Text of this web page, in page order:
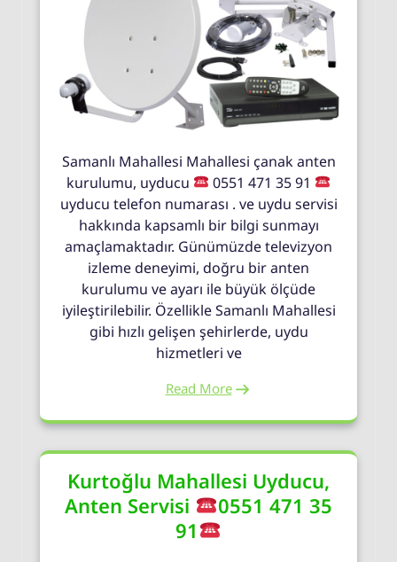
Samanlı Mahallesi Mahallesi çanak anten
kurulumu, uyducu
0551 471 35 91
uyducu telefon numarası . ve uydu servisi
hakkında kapsamlı bir bilgi sunmayı
amaçlamaktadır. Günümüzde televizyon
izleme deneyimi, doğru bir anten
kurulumu ve ayarı ile büyük ölçüde
iyileştirilebilir. Özellikle Samanlı Mahallesi
gibi hızlı gelişen şehirlerde, uydu
hizmetleri ve
Read More
Kurtoğlu Mahallesi Uyducu,
Anten Servisi
0551 471 35
91